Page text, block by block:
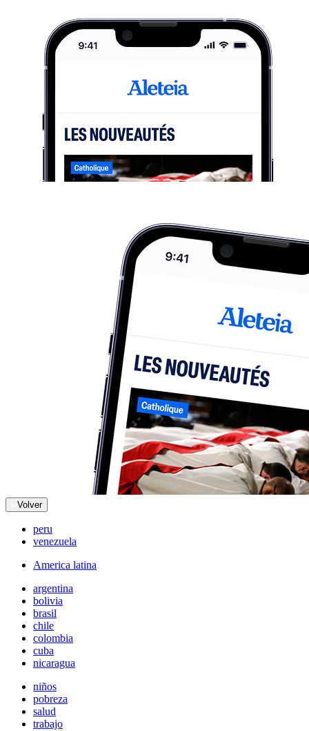
Volver
peru
venezuela
America latina
argentina
bolivia
brasil
chile
colombia
cuba
nicaragua
niños
pobreza
salud
trabajo